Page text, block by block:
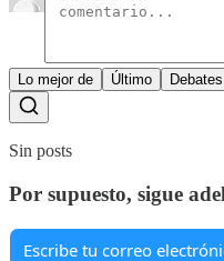
Lo mejor de Último Debates
Sin posts
Por supuesto, sigue